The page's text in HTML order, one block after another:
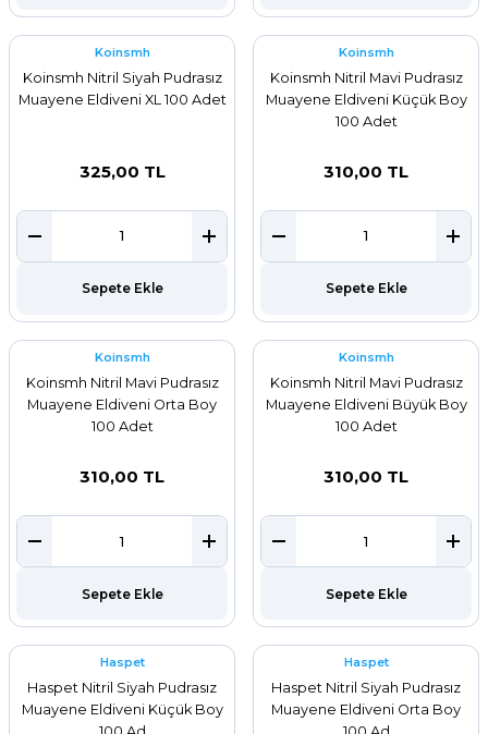
Koinsmh
Koinsmh Nitril Siyah Pudrasız
Muayene Eldiveni XL 100 Adet
325,00 TL
Sepete Ekle
Koinsmh
Koinsmh Nitril Mavi Pudrasız
Muayene Eldiveni Küçük Boy
100 Adet
310,00 TL
Sepete Ekle
Koinsmh
Koinsmh Nitril Mavi Pudrasız
Muayene Eldiveni Orta Boy
100 Adet
310,00 TL
Sepete Ekle
Koinsmh
Koinsmh Nitril Mavi Pudrasız
Muayene Eldiveni Büyük Boy
100 Adet
310,00 TL
Sepete Ekle
Haspet
Haspet Nitril Siyah Pudrasız
Muayene Eldiveni Küçük Boy
Haspet
Haspet Nitril Siyah Pudrasız
Muayene Eldiveni Orta Boy